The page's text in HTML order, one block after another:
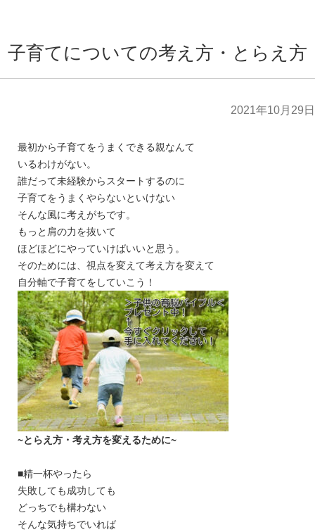
子育てについての考え方・とらえ方
2021年10月29日
最初から子育てをうまくできる親なんて
いるわけがない。
誰だって未経験からスタートするのに
子育てをうまくやらないといけない
そんな風に考えがちです。
もっと肩の力を抜いて
ほどほどにやっていけばいいと思う。
そのためには、視点を変えて考え方を変えて
自分軸で子育てをしていこう！
~とらえ方・考え方を変えるために~
■精一杯やったら
失敗しても成功しても
どっちでも構わない
そんな気持ちでいれば